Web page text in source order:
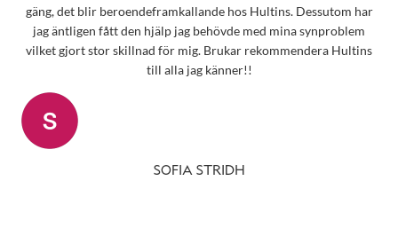
gäng, det blir beroendeframkallande hos Hultins. Dessutom har
jag äntligen fått den hjälp jag behövde med mina synproblem
vilket gjort stor skillnad för mig. Brukar rekommendera Hultins
till alla jag känner!!
SOFIA STRIDH